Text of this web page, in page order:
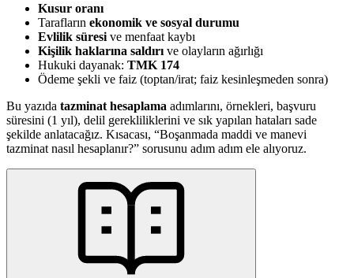
Kusur oranı
Tarafların ekonomik ve sosyal durumu
Evlilik süresi ve menfaat kaybı
Kişilik haklarına saldırı ve olayların ağırlığı
Hukuki dayanak: TMK 174
Ödeme şekli ve faiz (toptan/irat; faiz kesinleşmeden sonra)
Bu yazıda tazminat hesaplama adımlarını, örnekleri, başvuru
süresini (1 yıl), delil gerekliliklerini ve sık yapılan hataları sade
şekilde anlatacağız. Kısacası, “Boşanmada maddi ve manevi
tazminat nasıl hesaplanır?” sorusunu adım adım ele alıyoruz.